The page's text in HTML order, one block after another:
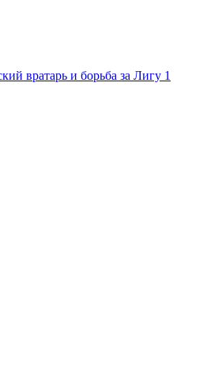
вратарь и борьба за Лигу 1